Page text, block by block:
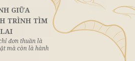
Đối Tác Vị Lai